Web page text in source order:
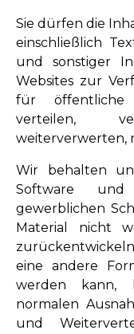
Sie dürfen die
einschließlich
und sonstiger
Websites zur
für öffentliche
verteilen,
weiterverwerten,
Wir behalten
Software und
gewerblichen
Material nicht
eine andere
werden kann,
normalen
und